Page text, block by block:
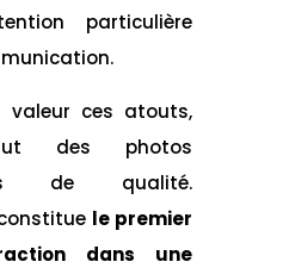
particulière
valeur ces atouts,
des photos
de qualité.
le premier
dans une